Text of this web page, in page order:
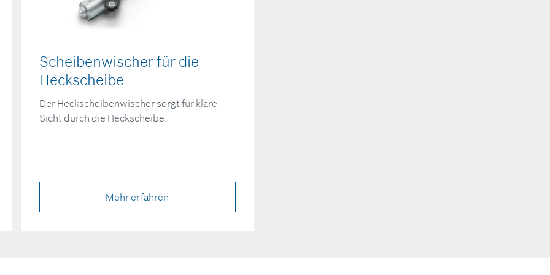
Scheibenwischer für die
Heckscheibe
Der Heckscheibenwischer sorgt für klare
Sicht durch die Heckscheibe.
Mehr erfahren